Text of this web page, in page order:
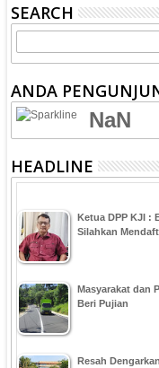
SEARCH
ANDA
NaN
HEADLINE
Ketua DPP KJI :
Silahkan
Masyarakat dan
Beri Pujian
Resah